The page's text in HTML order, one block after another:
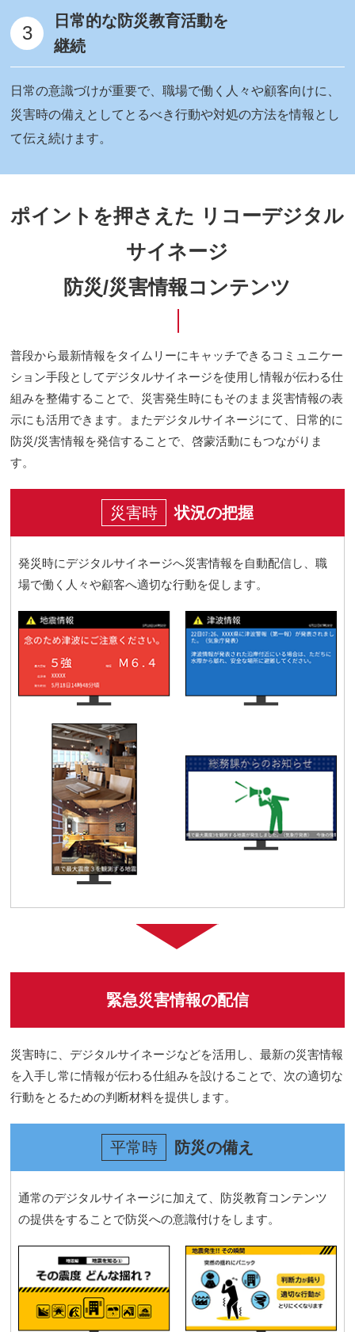
3
日常的な防災教育活動を
継続
日常の意識づけが重要で、職場で働く人々や顧客向けに、
災害時の備えとしてとるべき行動や対処の方法を情報とし
て伝え続けます。
ポイントを押さえた リコーデジタル
サイネージ
防災/災害情報コンテンツ
普段から最新情報をタイムリーにキャッチできるコミュニケー
ション手段としてデジタルサイネージを使用し情報が伝わる仕
組みを整備することで、災害発生時にもそのまま災害情報の表
示にも活用できます。またデジタルサイネージにて、日常的に
防災/災害情報を発信することで、啓蒙活動にもつながりま
す。
災害時 状況の把握
発災時にデジタルサイネージへ災害情報を自動配信し、職
場で働く人々や顧客へ適切な行動を促します。
緊急災害情報の配信
災害時に、デジタルサイネージなどを活用し、最新の災害情報
を入手し常に情報が伝わる仕組みを設けることで、次の適切な
行動をとるための判断材料を提供します。
平常時 防災の備え
通常のデジタルサイネージに加えて、防災教育コンテンツ
の提供をすることで防災への意識付けをします。